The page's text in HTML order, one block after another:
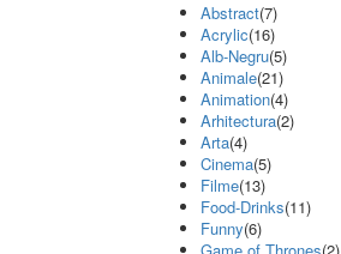
Abstract(7)
Acrylic(16)
Alb-Negru(5)
Animale(21)
Animation(4)
Arhitectura(2)
Arta(4)
Cinema(5)
Filme(13)
Food-Drinks(11)
Funny(6)